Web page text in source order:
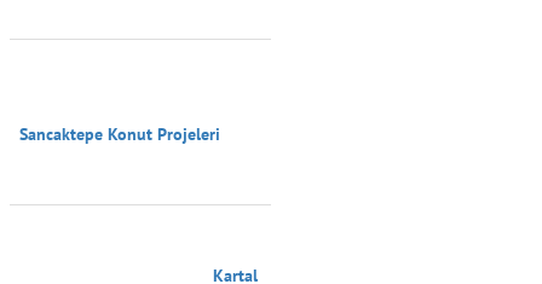
Sancaktepe Konut Projeleri